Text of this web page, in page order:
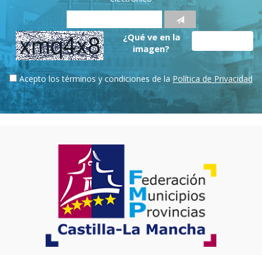
¿Qué ve en la
imagen?
Acepto los términos y condiciones de la Política de Privacidad